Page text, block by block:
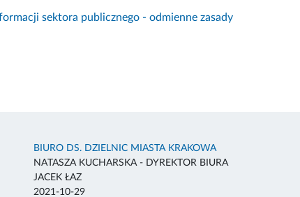
sektora publicznego - odmienne zasady
BIURO DS. DZIELNIC MIASTA KRAKOWA
NATASZA KUCHARSKA - DYREKTOR BIURA
JACEK ŁAZ
2021-10-29